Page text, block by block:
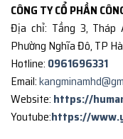
CÔNG TY CỔ PHẦN
Địa chỉ: Tầng 3, Tháp
Phường Nghĩa Đô, TP
Hotline: 0961696331
Email:
Website: https://
Youtube:https://